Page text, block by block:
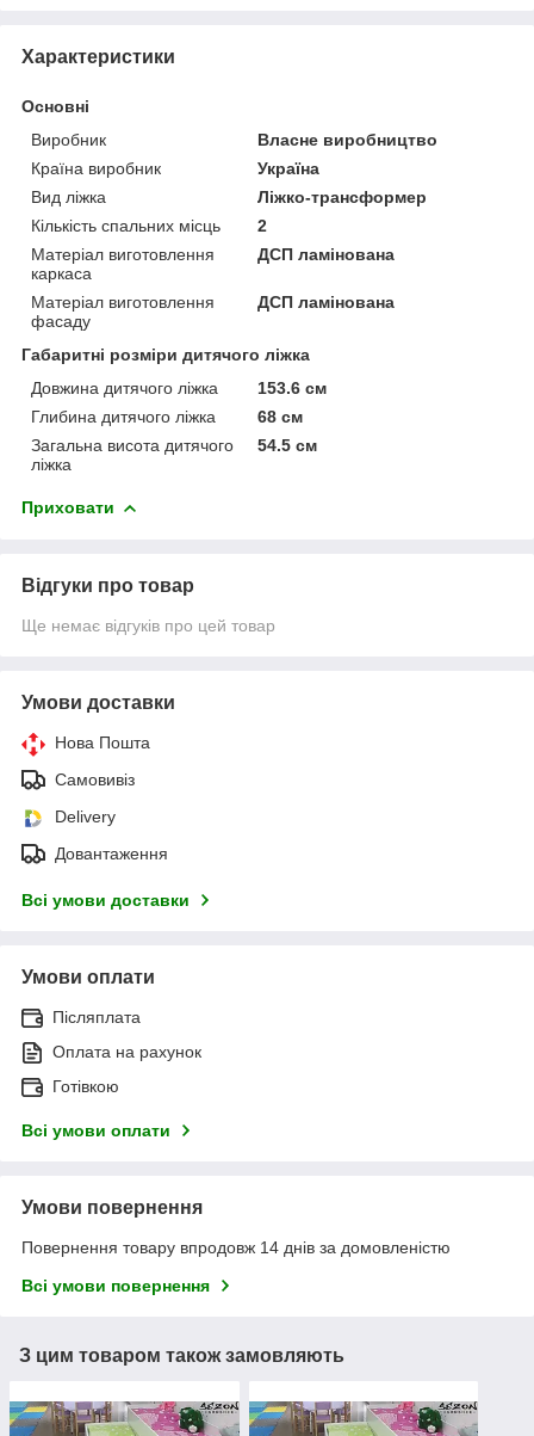
Характеристики
Основні
Виробник
Власне виробництво
Країна виробник
Україна
Вид ліжка
Ліжко-трансформер
Кількість спальних місць
2
Матеріал виготовлення
каркаса
ДСП ламінована
Матеріал виготовлення
фасаду
ДСП ламінована
Габаритні розміри дитячого ліжка
Довжина дитячого ліжка
153.6 см
Глибина дитячого ліжка
68 см
Загальна висота дитячого
ліжка
54.5 см
Приховати
Відгуки про товар
Ще немає відгуків про цей товар
Умови доставки
Нова Пошта
Самовивіз
Delivery
Довантаження
Всі умови доставки
Умови оплати
Післяплата
Оплата на рахунок
Готівкою
Всі умови оплати
Умови повернення
Повернення товару впродовж 14 днів за домовленістю
Всі умови повернення
З цим товаром також замовляють